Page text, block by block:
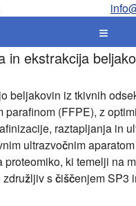
in ekstrakcija
beljakovin iz tkivnih
parafinom (FFPE), z
raztapljanja in
ultrazvočnim
proteomiko, ki temelji na
s čiščenjem SP3